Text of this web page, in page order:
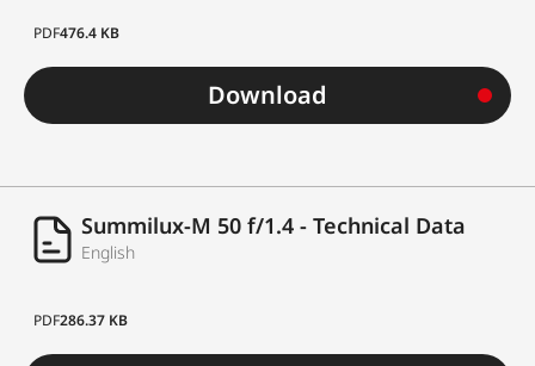
設定方法
最小絞り
16
レンズマウント
ライカM マウント（6ビッ
フィルター取り
付け部
PDF476.4 KB
Download
Summilux-M 50 f/1.4 - Technical Data
English
PDF286.37 KB